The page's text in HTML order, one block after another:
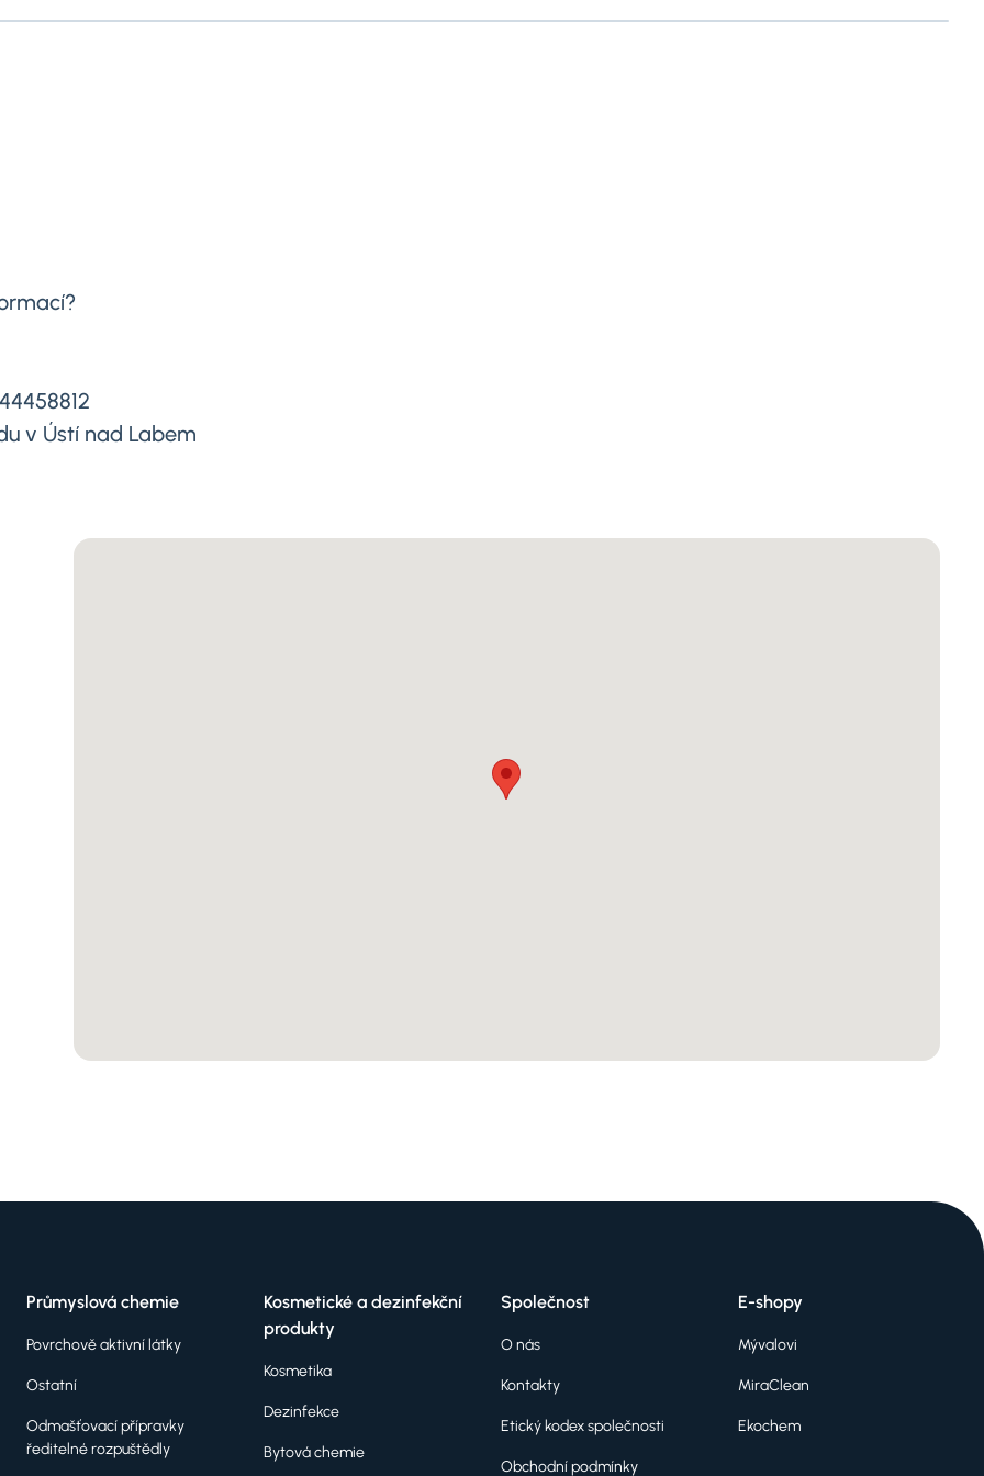
v Ústí nad Labem
Průmyslová chemie
Povrchově aktivní látky
Ostatní
Odmašťovací přípravky
ředitelné rozpuštědly
Kosmetické a dezinfekční
produkty
Kosmetika
Dezinfekce
Bytová chemie
Společnost
O nás
Kontakty
Etický kodex společnosti
Obchodní podmínky
E-shopy
Mývalovi
MiraClean
Ekochem